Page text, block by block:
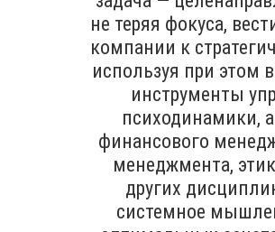
не теряя фокуса,
компании к
используя при этом
инструменты
психодинамики,
финансового
менеджмента,
других
системное